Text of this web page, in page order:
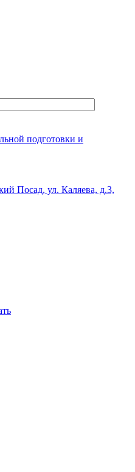
подготовки и
Посад, ул. Каляева, д.3,